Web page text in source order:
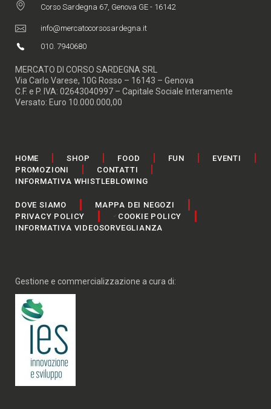
Corso Sardegna 67, Genova GE - 16142
info@mercatocorsosardegna.it
010. 7940680
MERCATO DI CORSO SARDEGNA SRL
Via Carlo Varese, 10G Rosso – 16143 – Genova
C.F. e P. IVA: 02643040997 – Capitale Sociale Interamente
Versato: Euro 10.000.000,00
HOME SHOP FOOD FUN
EVENTI
PROMOZIONI
CONTATTI
INFORMATIVA WHISTLEBLOWING
DOVE SIAMO
MAPPA DEI NEGOZI
PRIVACY POLICY
COOKIE POLICY
INFORMATIVA VIDEOSORVEGLIANZA
Gestione e commercializzazione a cura di: